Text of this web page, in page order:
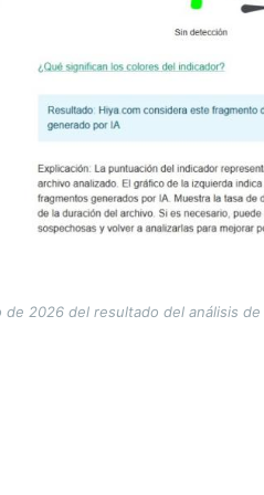
2026 del resultado del análisis de